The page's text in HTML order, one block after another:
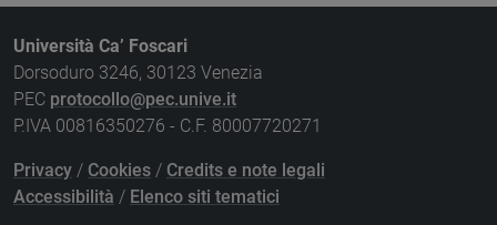
Università Ca’ Foscari
Dorsoduro 3246, 30123 Venezia
PEC protocollo@pec.unive.it
P.IVA 00816350276 - C.F. 80007720271
Privacy / Cookies / Credits e note legali
Accessibilità / Elenco siti tematici